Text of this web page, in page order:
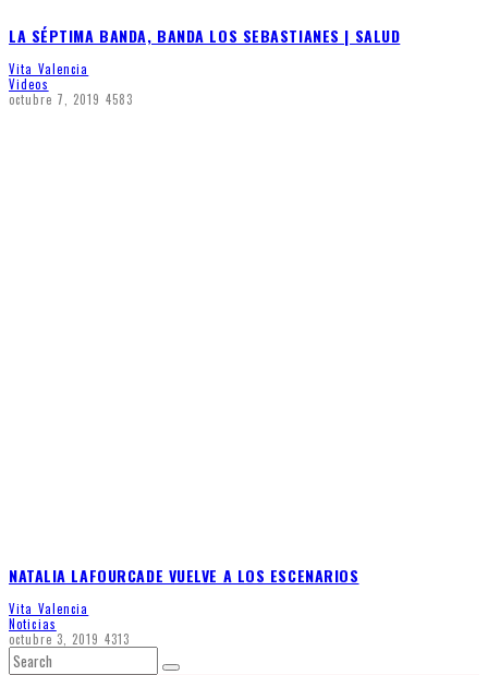
LA SÉPTIMA BANDA, BANDA LOS SEBASTIANES | SALUD
Vita Valencia
Videos
octubre 7, 2019 4583
NATALIA LAFOURCADE VUELVE A LOS ESCENARIOS
Vita Valencia
Noticias
octubre 3, 2019 4313